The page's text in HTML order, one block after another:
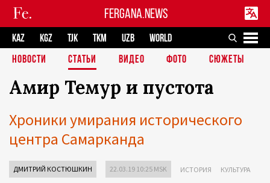
FERGANA.NEWS
KAZ KGZ TJK TKM UZB
WORLD
НОВОСТИ
СТАТЬИ ВИДЕО ФОТО СЮЖЕТЫ
Амир Темур и пустота
Хроники умирания исторического
центра Самарканда
ДМИТРИЙ КОСТЮШКИН 22.03.19 10:25 MSK ИСТОРИЯ КУЛЬТУРА